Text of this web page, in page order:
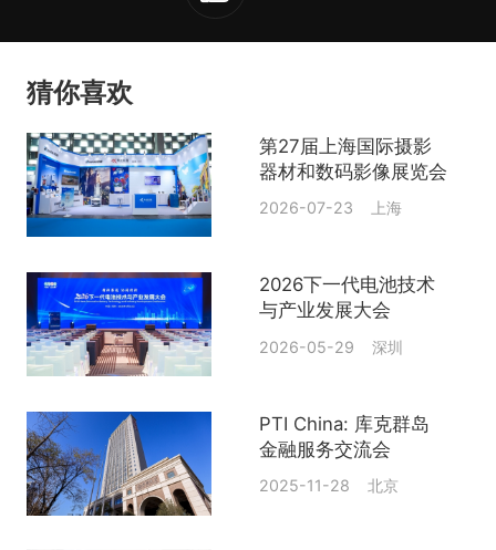
猜你喜欢
第27届上海国际摄影
器材和数码影像展览会
2026-07-23 上海
2026下一代电池技术
与产业发展大会
2026-05-29 深圳
PTI China: 库克群岛
金融服务交流会
2025-11-28 北京